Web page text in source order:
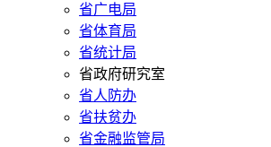
省广电局
省体育局
省统计局
省政府研究室
省人防办
省扶贫办
省金融监管局